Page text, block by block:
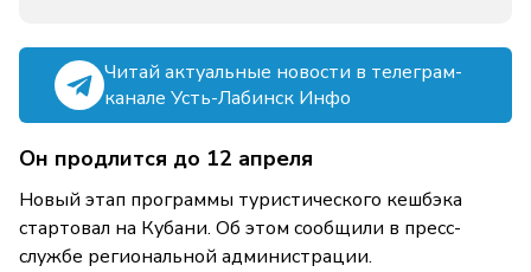
Читай актуальные новости в телеграм-
канале Усть-Лабинск Инфо
Он продлится до 12 апреля
Новый этап программы туристического кешбэка
стартовал на Кубани. Об этом сообщили в пресс-
службе региональной администрации.